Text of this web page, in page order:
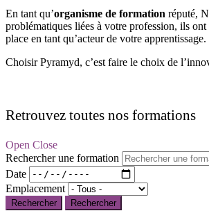
En tant qu’organisme de formation réputé,
problématiques liées à votre profession, ils
place en tant qu’acteur de votre apprentissage.
Choisir Pyramyd, c’est faire le choix de
Retrouvez toutes nos formations
Open Close
Rechercher une formation
Date
Emplacement
Rechercher